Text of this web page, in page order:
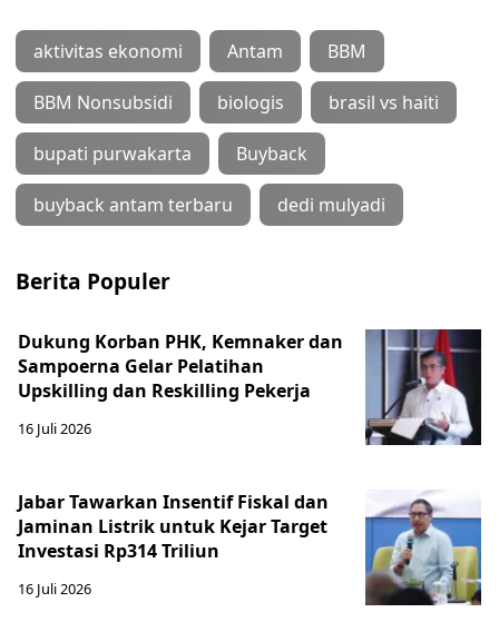
aktivitas ekonomi Antam BBM
BBM Nonsubsidi biologis brasil vs haiti
bupati purwakarta Buyback
buyback antam terbaru dedi mulyadi
Berita Populer
Dukung Korban PHK, Kemnaker dan
Sampoerna Gelar Pelatihan
Upskilling dan Reskilling Pekerja
16 Juli 2026
Jabar Tawarkan Insentif Fiskal dan
Jaminan Listrik untuk Kejar Target
Investasi Rp314 Triliun
16 Juli 2026